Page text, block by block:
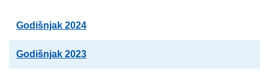
Godišnjak 2024
Godišnjak 2023